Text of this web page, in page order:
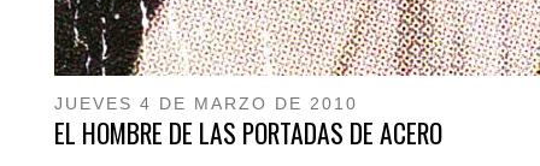
JUEVES 4 DE MARZO DE 2010
EL HOMBRE DE LAS PORTADAS DE ACERO